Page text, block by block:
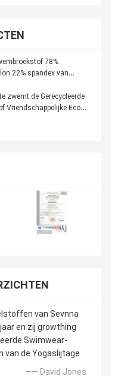
78%
22% spandex van
zwemt de Gerecycleerde
Vriendschappelijke Eco
van Sevnna
en zij growthing
Swimwear-
de Yogaslijtage
—— David Jones